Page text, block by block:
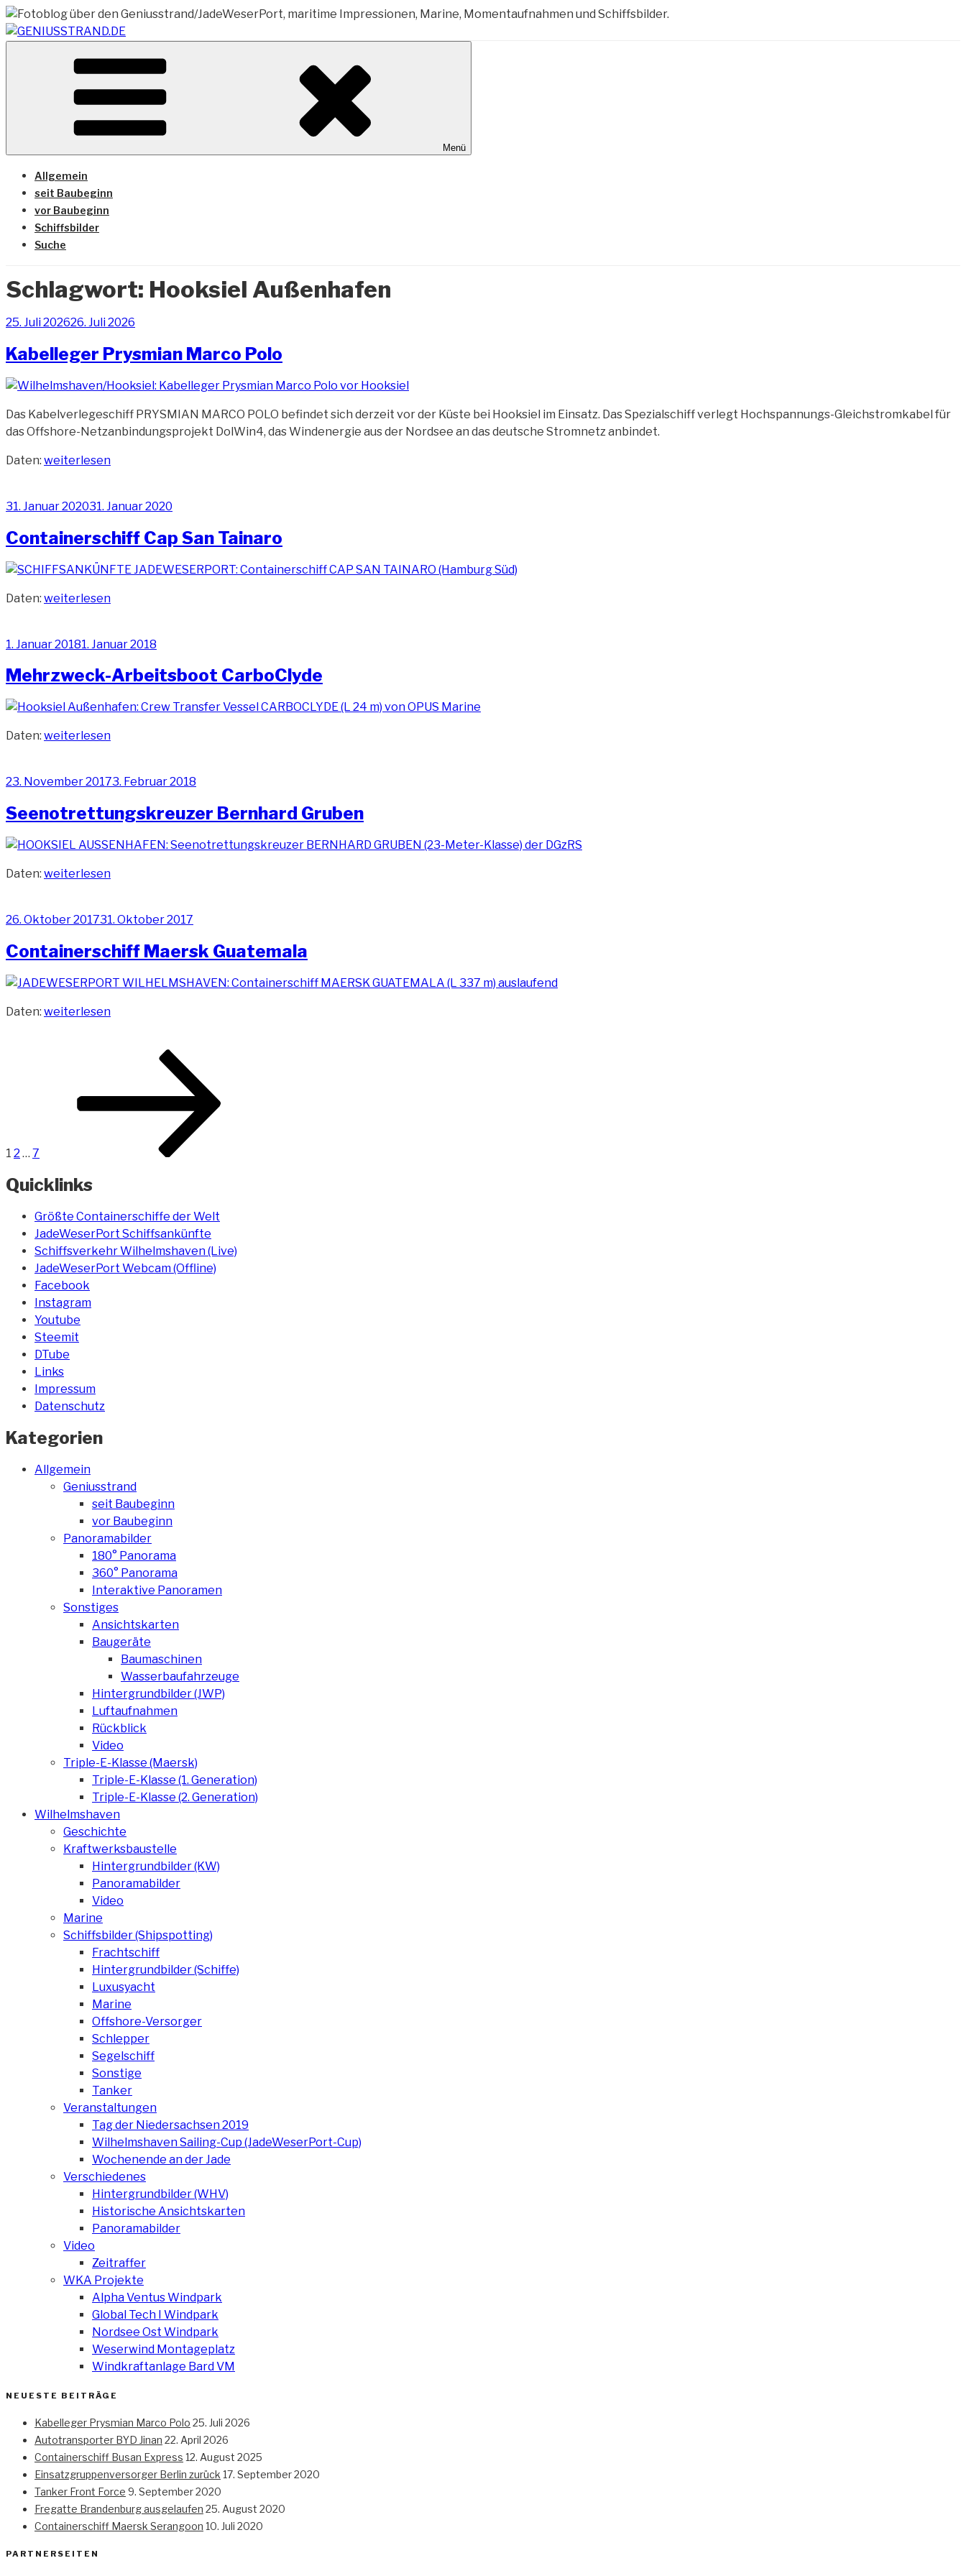
Zum
Inhalt
springen
GENIUSSTRAND.DE
Vom Geniusstrand zum JadeWeserPort/Container Terminal Wilhelmshaven
Menü
Allgemein
seit Baubeginn
vor Baubeginn
Schiffsbilder
Suche
Schlagwort: Hooksiel Außenhafen
Veröffentlicht
25. Juli 202626. Juli 2026
Kabelleger Prysmian Marco Polo
Das Kabelverlegeschiff PRYSMIAN MARCO POLO befindet sich derzeit vor der Küste bei Hooksiel im Einsatz. Das Spezialschiff verlegt Hochspannungs-Gleichstromkabel für
das Offshore-Netzanbindungsprojekt DolWin4, das Windenergie aus der Nordsee an das deutsche Stromnetz anbindet.
Daten: „Kabelleger
Polo“
weiterlesen
Veröffentlicht
31. Januar 202031. Januar 2020
Containerschiff Cap San Tainaro
Daten: „Containerschiff
Tainaro“
weiterlesen
Veröffentlicht
1. Januar 20181. Januar 2018
Mehrzweck-Arbeitsboot CarboClyde
Daten: „Mehrzweck-
weiterlesen
Veröffentlicht
23. November 20173. Februar 2018
Seenotrettungskreuzer Bernhard Gruben
Daten: „Seenotrettungskreuzer
weiterlesen
Veröffentlicht
26. Oktober 201731. Oktober 2017
Containerschiff Maersk Guatemala
Daten: „Containerschiff
weiterlesen
Beitragsnavigation
1 2 … 7
Quicklinks
Größte Containerschiffe der Welt
JadeWeserPort Schiffsankünfte
Schiffsverkehr Wilhelmshaven (Live)
JadeWeserPort Webcam (Offline)
Facebook
Instagram
Youtube
Steemit
DTube
Links
Impressum
Datenschutz
Kategorien
Allgemein
Geniusstrand
seit Baubeginn
vor Baubeginn
Panoramabilder
180° Panorama
360° Panorama
Interaktive Panoramen
Sonstiges
Ansichtskarten
Baugeräte
Baumaschinen
Wasserbaufahrzeuge
Hintergrundbilder (JWP)
Luftaufnahmen
Rückblick
Video
Triple-E-Klasse (Maersk)
Triple-E-Klasse (1. Generation)
Triple-E-Klasse (2. Generation)
Wilhelmshaven
Geschichte
Kraftwerksbaustelle
Hintergrundbilder (KW)
Panoramabilder
Video
Marine
Schiffsbilder (Shipspotting)
Frachtschiff
Hintergrundbilder (Schiffe)
Luxusyacht
Marine
Offshore-Versorger
Schlepper
Segelschiff
Sonstige
Tanker
Veranstaltungen
Tag der Niedersachsen 2019
Wilhelmshaven Sailing-Cup (JadeWeserPort-Cup)
Wochenende an der Jade
Verschiedenes
Hintergrundbilder (WHV)
Historische Ansichtskarten
Panoramabilder
Video
Zeitraffer
WKA Projekte
Alpha Ventus Windpark
Global Tech I Windpark
Nordsee Ost Windpark
Weserwind Montageplatz
Windkraftanlage Bard VM
NEUESTE BEITRÄGE
Kabelleger Prysmian Marco Polo 25. Juli 2026
Autotransporter BYD Jinan 22. April 2026
Containerschiff Busan Express 12. August 2025
Einsatzgruppenversorger Berlin zurück 17. September 2020
Tanker Front Force 9. September 2020
Fregatte Brandenburg ausgelaufen 25. August 2020
Containerschiff Maersk Serangoon 10. Juli 2020
PARTNERSEITEN